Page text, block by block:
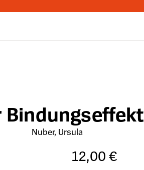
Bindungseffekt
Nuber, Ursula
12,00 €